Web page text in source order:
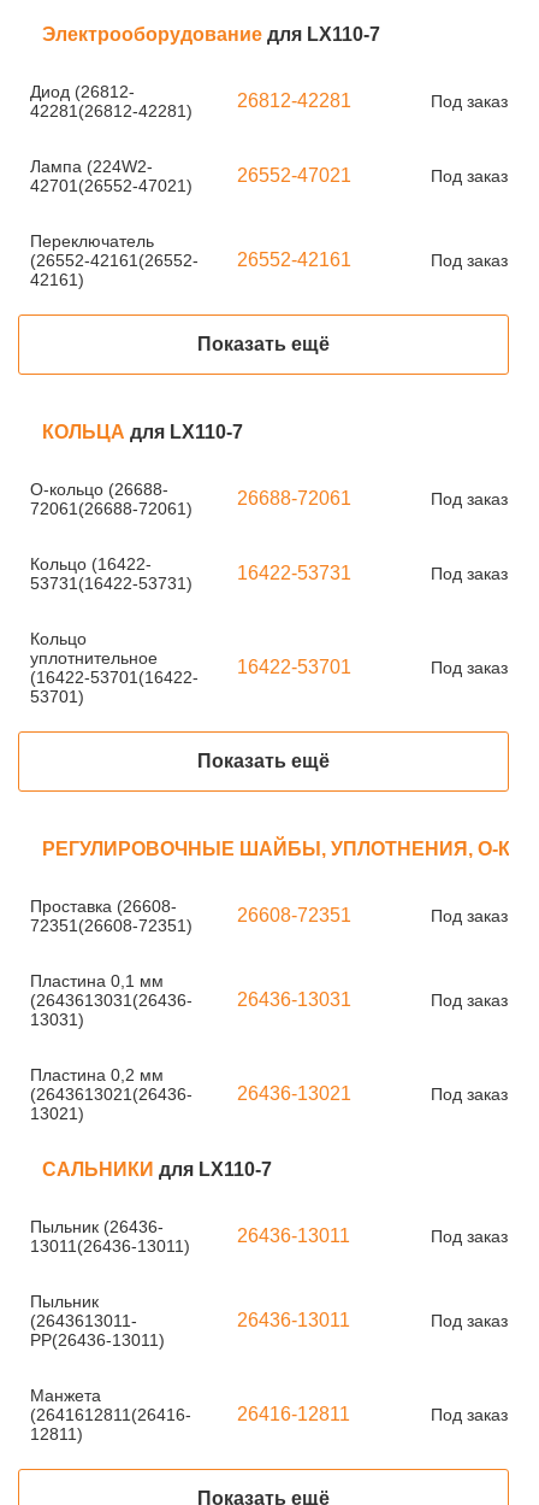
Электрооборудование для LX110-7
Диод (26812-
42281(26812-42281)
26812-42281 Под заказ
Лампа (224W2-
42701(26552-47021)
26552-47021 Под заказ
Переключатель
(26552-42161(26552-
42161)
26552-42161 Под заказ
Показать ещё
КОЛЬЦА для LX110-7
О-кольцо (26688-
72061(26688-72061)
26688-72061 Под заказ
Кольцо (16422-
53731(16422-53731)
16422-53731 Под заказ
Кольцо
уплотнительное
(16422-53701(16422-
53701)
16422-53701 Под заказ
Показать ещё
РЕГУЛИРОВОЧНЫЕ ШАЙБЫ, УПЛОТНЕНИЯ, О-
Проставка (26608-
72351(26608-72351)
26608-72351 Под заказ
Пластина 0,1 мм
(2643613031(26436-
13031)
26436-13031 Под заказ
Пластина 0,2 мм
(2643613021(26436-
13021)
26436-13021 Под заказ
САЛЬНИКИ для LX110-7
Пыльник (26436-
13011(26436-13011)
26436-13011 Под заказ
Пыльник
(2643613011-
PP(26436-13011)
26436-13011 Под заказ
Манжета
(2641612811(26416-
12811)
26416-12811 Под заказ
Показать ещё